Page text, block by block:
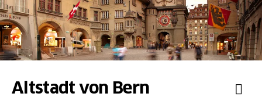
Altstadt von Bern